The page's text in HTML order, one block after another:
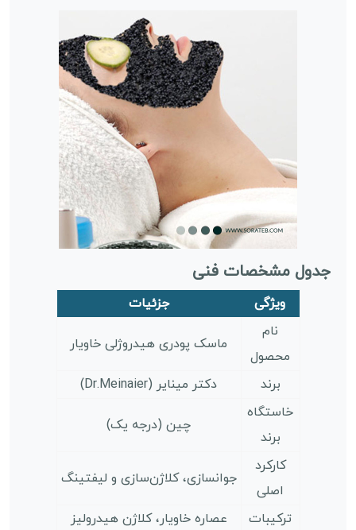
جدول مشخصات فنی
ویژگی
جزئیات
نام
محصول
ماسک پودری هیدروژلی خاویار
برند
دکتر مینایر (Dr.Meinaier)
خاستگاه
برند
چین (درجه یک)
کارکرد
اصلی
جوانسازی، کلاژن‌سازی و لیفتینگ
ترکیبات
عصاره خاویار، کلاژن هیدرولیز